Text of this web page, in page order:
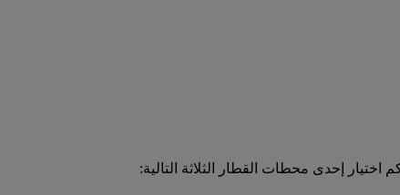
إحدى محطات القطار الثلاثة التالية: